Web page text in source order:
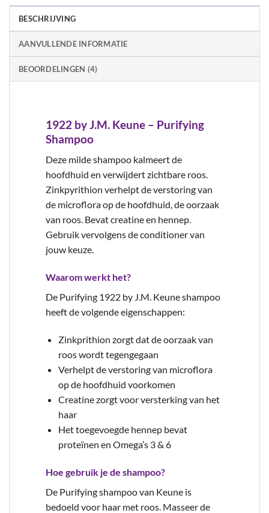
BESCHRIJVING
AANVULLENDE INFORMATIE
BEOORDELINGEN (4)
1922 by J.M. Keune – Purifying
Shampoo
Deze milde shampoo kalmeert de
hoofdhuid en verwijdert zichtbare roos.
Zinkpyrithion verhelpt de verstoring van
de microflora op de hoofdhuid, de oorzaak
van roos. Bevat creatine en hennep.
Gebruik vervolgens de conditioner van
jouw keuze.
Waarom werkt het?
De Purifying 1922 by J.M. Keune shampoo
heeft de volgende eigenschappen:
Zinkprithion zorgt dat de oorzaak van
roos wordt tegengegaan
Verhelpt de verstoring van microflora
op de hoofdhuid voorkomen
Creatine zorgt voor versterking van het
haar
Het toegevoegde hennep bevat
proteïnen en Omega’s 3 & 6
Hoe gebruik je de shampoo?
De Purifying shampoo van Keune is
bedoeld voor haar met roos. Masseer de